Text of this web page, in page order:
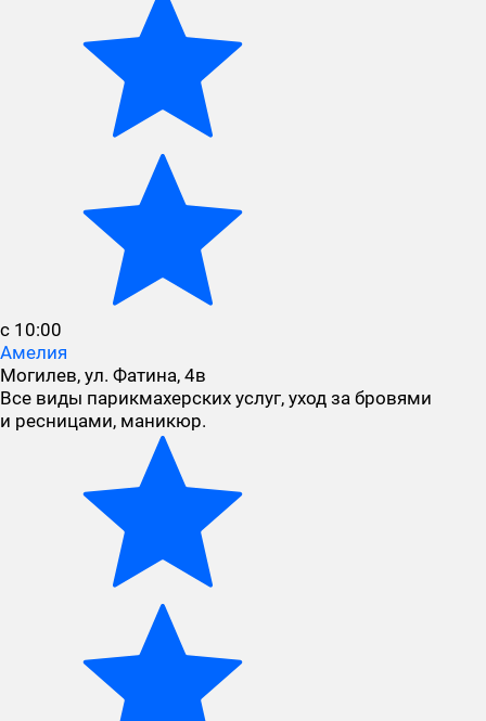
с 10:00
Амелия
Могилев, ул. Фатина, 4в
Все виды парикмахерских услуг, уход за бровями
и ресницами, маникюр.